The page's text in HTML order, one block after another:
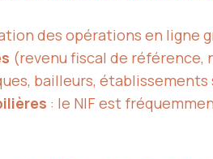
des opérations en ligne
(revenu fiscal de
bailleurs,
: le NIF est